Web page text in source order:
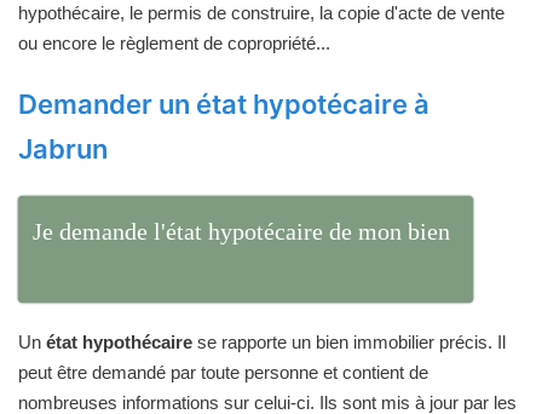
hypothécaire, le permis de construire, la copie d'acte de vente
ou encore le règlement de copropriété...
Demander un état hypotécaire à
Jabrun
Je demande l'état hypotécaire de mon bien
Un état hypothécaire se rapporte un bien immobilier précis. Il
peut être demandé par toute personne et contient de
nombreuses informations sur celui-ci. Ils sont mis à jour par les